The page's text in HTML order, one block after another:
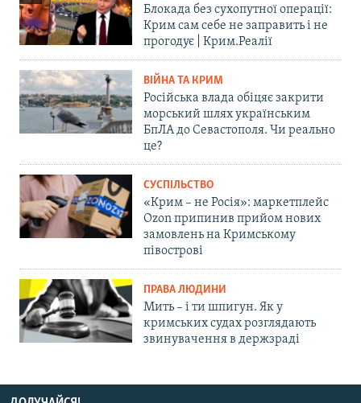
Блокада без сухопутної операції:
Крим сам себе не заправить і не
прогодує | Крим.Реалії
ВІЙНА ТА КРИМ
Російська влада обіцяє закрити
морський шлях українським
БпЛА до Севастополя. Чи реально
це?
СУСПІЛЬСТВО
«Крим – не Росія»: маркетплейс
Ozon припинив прийом нових
замовлень на Кримському
півострові
ПРАВА ЛЮДИНИ
Мить – і ти шпигун. Як у
кримських судах розглядають
звинувачення в держзраді